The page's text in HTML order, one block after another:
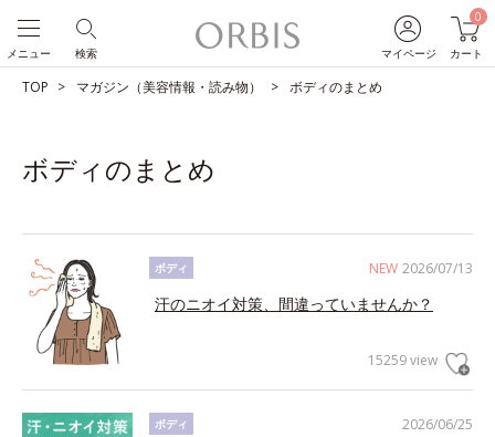
マイページ
0
カート
検索
メニュー
TOP マガジン（美容情報・読み物） ボディのまとめ
ボディのまとめ
NEW 2026/07/13
ボディ
汗のニオイ対策、間違っていませんか？
15259 view
2026/06/25
ボディ